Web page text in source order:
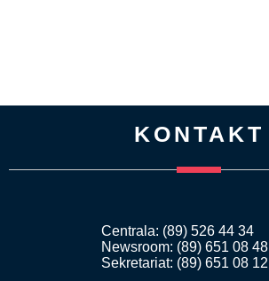
KONTAKT
Centrala: (89) 526 44 34
Newsroom: (89) 651 08 48
Sekretariat: (89) 651 08 12